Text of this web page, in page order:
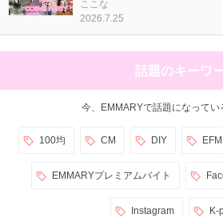
ここな
2026.7.25
話題のキーワ
今、EMMARYで話題になってい
100均 CM DIY EFM
EMMARYプレミアムバイト
Instagram K-